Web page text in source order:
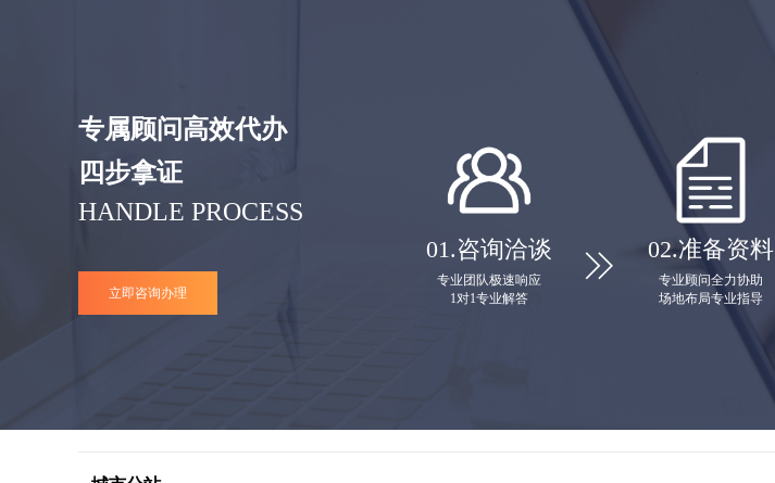
专属顾问高效代办
四步拿证
HANDLE PROCESS
立即咨询办理
01.咨询洽谈
专业团队极速响应
1对1专业解答
 02.准备资料
专业顾问全力协助
场地布局专业指导